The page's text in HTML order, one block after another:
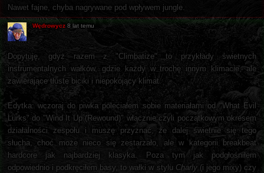
Nawet fajne, chyba nagrywane pod wpływem jungle.
Wędrowycz 8 lat temu
Dopytuję, gdyż razem z "Climbatize" to przykłady świetnych
instrumentalnych wałków, gdzie każdy w trochę innym klimacie, ale
zawierające tłuste biciki i niepokojący klimat.
Edytka: wczoraj do piwka poleciałem sobie materiałami od "What Evil
Lurks" do "Wind It Up (Rewound)" włącznie czyli początkowym okresem
działalności zespołu i muszę przyznać, że dalej świetnie się tego
słucha, choć może nieco się zestarzało, ale w kategorii breakbeat
hardcore jak najbardziej klasyka. Poza tym jak podgłośniłem
odpowiednio i podkręciłem basy, to wałki w stylu Charly(i jego mixy) czy